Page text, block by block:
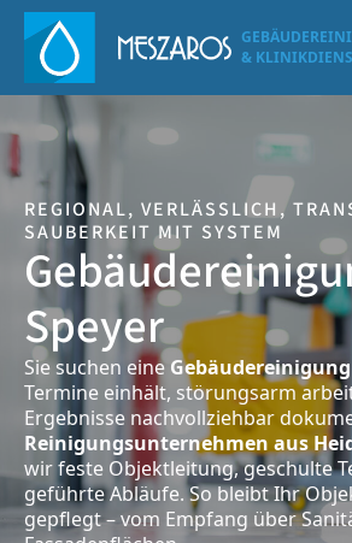
&
REGIONAL, VERLÄSSLICH,
SAUBERKEIT MIT SYSTEM
Speyer
Sie suchen eine
Termine einhält, störungsarm
Ergebnisse nachvollziehbar
Reinigungsunternehmen aus
wir feste Objektleitung, geschulte
geführte Abläufe. So bleibt Ihr
gepflegt – vom Empfang über